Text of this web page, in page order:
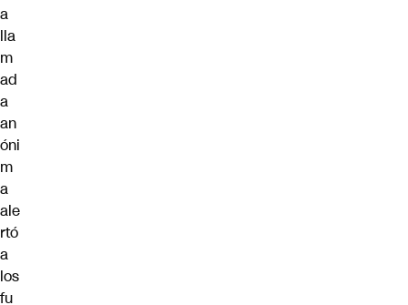
a
lla
m
ad
a
an
óni
m
a
ale
rtó
a
los
fu